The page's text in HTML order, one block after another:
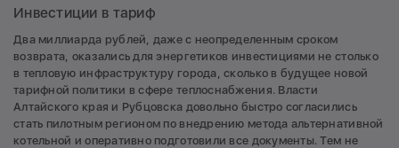
Инвестиции в тариф
Два миллиарда рублей, даже с неопределенным сроком
возврата, оказались для энергетиков инвестициями не столько
в тепловую инфраструктуру города, сколько в будущее новой
тарифной политики в сфере теплоснабжения. Власти
Алтайского края и Рубцовска довольно быстро согласились
стать пилотным регионом по внедрению метода альтернативной
котельной и оперативно подготовили все документы. Тем не